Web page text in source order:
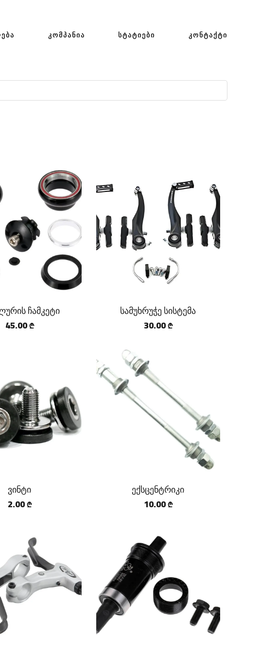
ᲙᲝᲛᲞᲐᲜᲘᲐ ᲡᲢᲐᲢᲘᲔᲑᲘ ᲙᲝᲜᲢᲐᲥᲢᲘ
ჩამკეტი
45.00 ₾
სამუხრუჭე სისტემა
30.00 ₾
ვინტი
2.00 ₾
ექსცენტრიკი
10.00 ₾